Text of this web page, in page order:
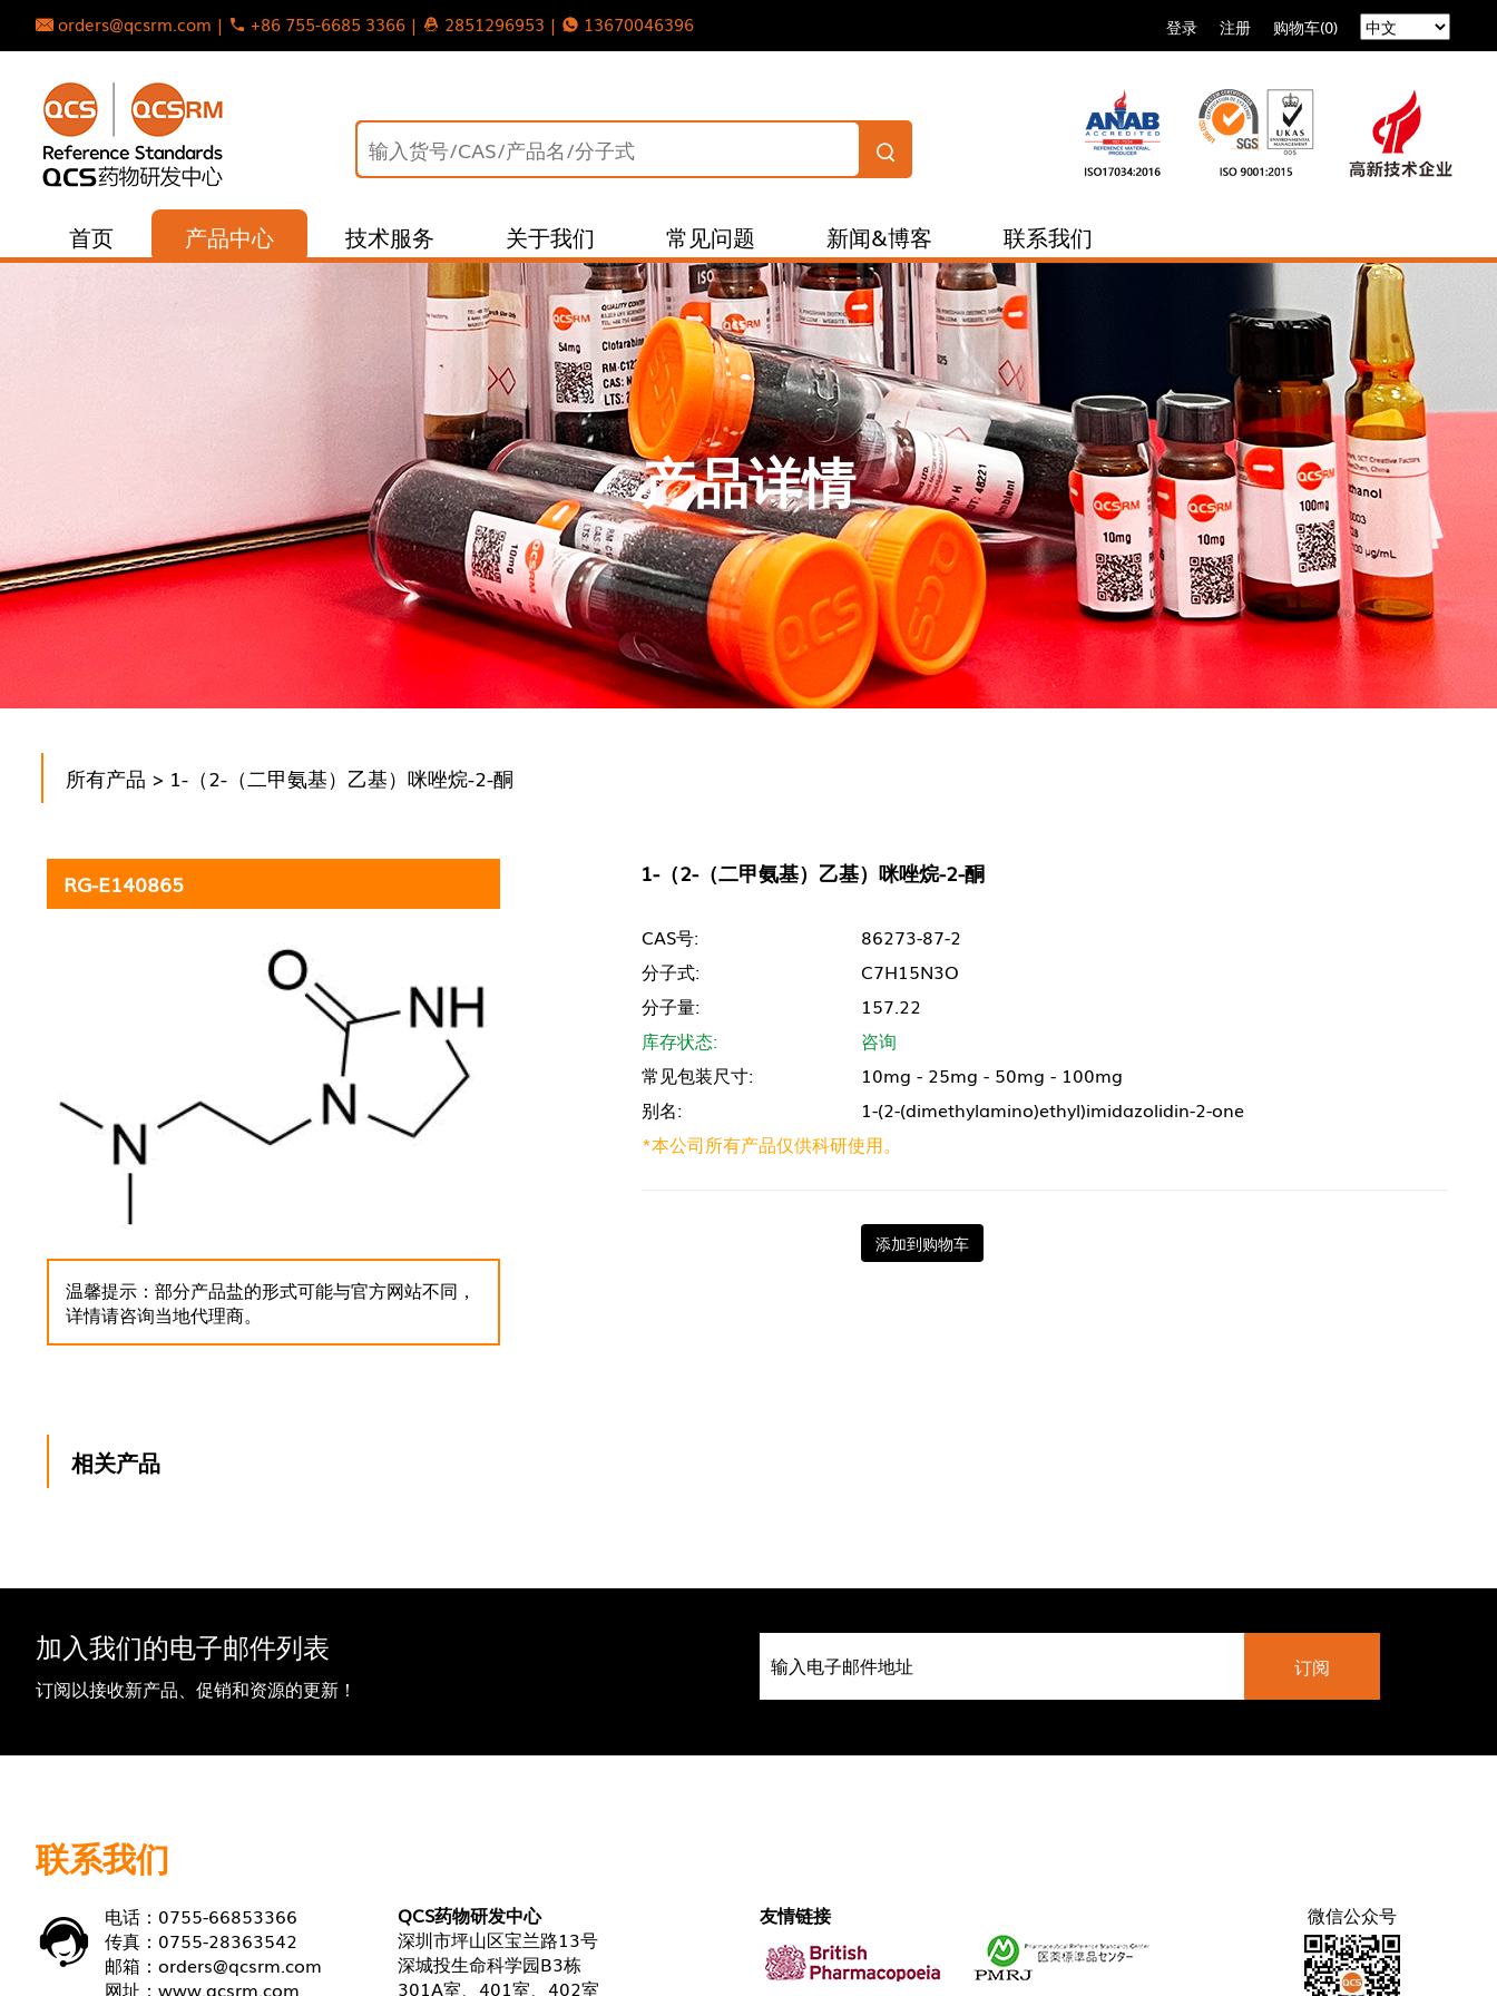
orders@qcsrm.com | +86 755-6685 3366 | 2851296953 | 13670046396 登录 注册 购物车(0)
首页 产品中心 技术服务 关于我们 常见问题 新闻&博客 联系我们
产品详情
所有产品 > 1-（2-（二甲氨基）乙基）咪唑烷-2-酮
RG-E140865
温馨提示：部分产品盐的形式可能与官方网站不同，
详情请咨询当地代理商。
1-（2-（二甲氨基）乙基）咪唑烷-2-酮
CAS号:
86273-87-2
分子式:
C7H15N3O
分子量:
157.22
库存状态:
咨询
常见包装尺寸:
10mg - 25mg - 50mg - 100mg
别名:
1-(2-(dimethylamino)ethyl)imidazolidin-2-one
*本公司所有产品仅供科研使用。
添加到购物车
相关产品
加入我们的电子邮件列表
订阅以接收新产品、促销和资源的更新！
联系我们
电话：0755-66853366
传真：0755-28363542
邮箱： orders@qcsrm.com
网址： www.qcsrm.com
QCS药物研发中心
深圳市坪山区宝兰路13号
深城投生命科学园B3栋
301A室、401室、402室
友情链接 微信公众号